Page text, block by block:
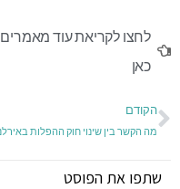
לחצו לקריאת עוד
כאן
הקודם
שתפו את הפוסט